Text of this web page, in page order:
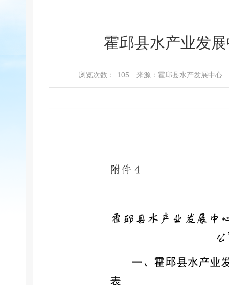
霍邱县水产业发
浏览次数： 105 来源：霍邱县水产发展中心